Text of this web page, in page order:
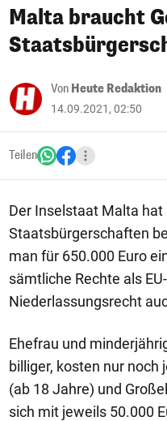
Malta braucht
Von Heute Redaktion
14.09.2021, 02:50
Teilen
Der Inselstaat Malta
Staatsbürgerschaften
man für 650.000 Euro
sämtliche Rechte als
Niederlassungsrecht
Ehefrau und
billiger, kosten nur noch
(ab 18 Jahre) und
sich mit jeweils 50.000